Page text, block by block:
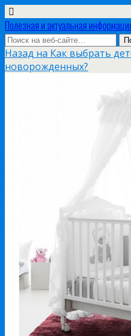
Полезная и актуальная
Назад на Как выбрать
новорожденных?